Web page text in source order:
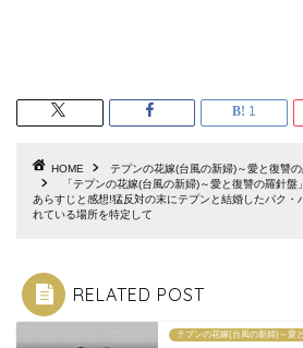
1
HOME
テプンの花嫁(台風の新婦)～愛と復讐
「テプンの花嫁(台風の新婦)～愛と復讐の羅針
あらすじと感想!猛反対の末にテプンと結婚したパク・
れている場所を特定して
RELATED POST
テプンの花嫁(台風の新婦)～愛